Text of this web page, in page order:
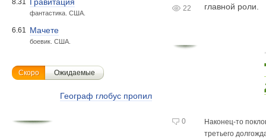
8.31
фантастика. США.
6.61 Мачете
боевик. США.
Скоро Ожидаемые
Географ глобус пропил
22
главной роли.
0 Наконец-то
третьего